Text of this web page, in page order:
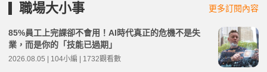
職場大小事 更多訂閱內容
85%員工上完課卻不會用！AI時代真正的危機不是失
業，而是你的「技能已過期」
2026.08.05 | 104小編 | 1732觀看數